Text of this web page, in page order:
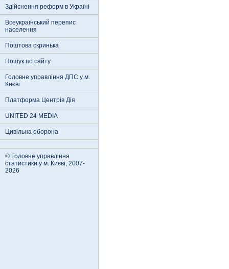
Здійснення реформ в Україні
Всеукраїнський перепис
населення
Поштова скринька
Пошук по сайту
Головне управління ДПС у м.
Києві
Платформа Центрів Дія
UNITED 24 MEDIA
Цивільна оборона
© Головне управління
статистики у м. Києві, 2007-
2026